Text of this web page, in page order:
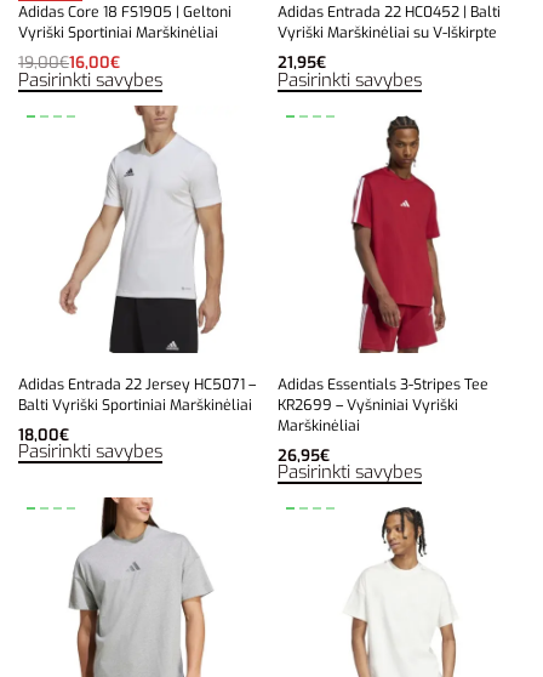
Adidas Core 18 FS1905 | Geltoni
Vyriški Sportiniai Marškinėliai
19,00€16,00€
Pasirinkti savybes
Adidas Entrada 22 HC0452 | Balti
Vyriški Marškinėliai su V-Iškirpte
21,95€
Pasirinkti savybes
Adidas Entrada 22 Jersey HC5071 –
Balti Vyriški Sportiniai Marškinėliai
18,00€
Pasirinkti savybes
Adidas Essentials 3-Stripes Tee
KR2699 – Vyšniniai Vyriški
Marškinėliai
26,95€
Pasirinkti savybes